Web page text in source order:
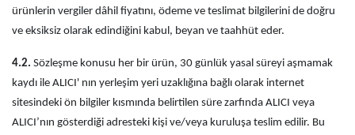
ürünlerin vergiler dâhil fiyatını, ödeme ve teslimat bilgilerini de doğru
ve eksiksiz olarak edindiğini kabul, beyan ve taahhüt eder.
4.2. Sözleşme konusu her bir ürün, 30 günlük yasal süreyi aşmamak
kaydı ile ALICI' nın yerleşim yeri uzaklığına bağlı olarak internet
sitesindeki ön bilgiler kısmında belirtilen süre zarfında ALICI veya
ALICI’nın gösterdiği adresteki kişi ve/veya kuruluşa teslim edilir. Bu